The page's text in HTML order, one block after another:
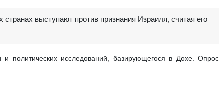
выступают против признания Израиля, считая его
и политических исследований, базирующегося в Дохе. Опрос